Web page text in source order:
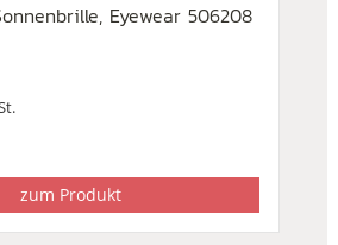
Eyewear 506208
zum Produkt